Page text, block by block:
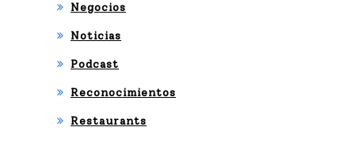
Negocios
Noticias
Podcast
Reconocimientos
Restaurants